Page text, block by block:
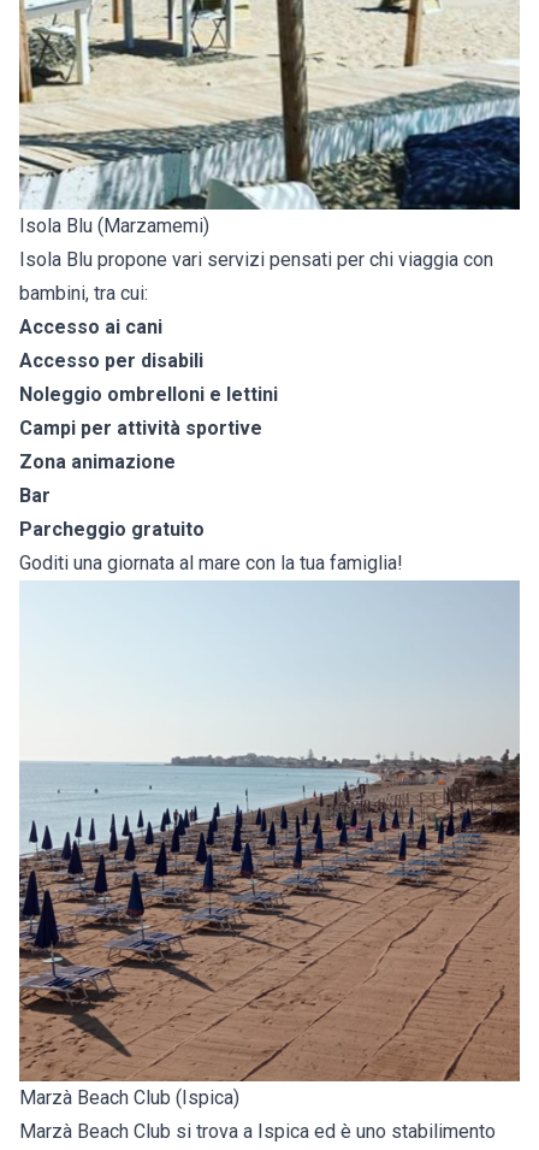
Isola Blu (Marzamemi)
Isola Blu propone vari servizi pensati per chi viaggia con
bambini, tra cui:
Accesso ai cani
Accesso per disabili
Noleggio ombrelloni e lettini
Campi per attività sportive
Zona animazione
Bar
Parcheggio gratuito
Goditi una giornata al mare con la tua famiglia!
Marzà Beach Club (Ispica)
Marzà Beach Club si trova a Ispica ed è uno stabilimento